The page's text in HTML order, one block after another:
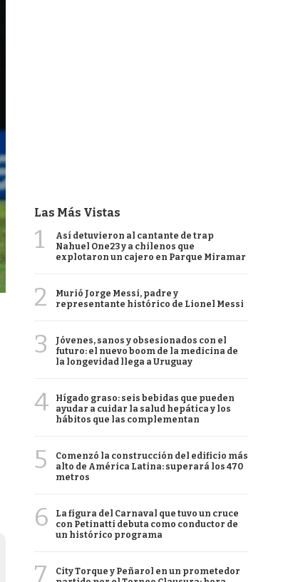
Las Más Vistas
1
Así detuvieron al cantante de trap
Nahuel One23 y a chilenos que
explotaron un cajero en Parque Miramar
2
Murió Jorge Messi, padre y
representante histórico de Lionel Messi
3
Jóvenes, sanos y obsesionados con el
futuro: el nuevo boom de la medicina de
la longevidad llega a Uruguay
4
Hígado graso: seis bebidas que pueden
ayudar a cuidar la salud hepática y los
hábitos que las complementan
5
Comenzó la construcción del edificio más
alto de América Latina: superará los 470
metros
6
La figura del Carnaval que tuvo un cruce
con Petinatti debuta como conductor de
un histórico programa
7
City Torque y Peñarol en un prometedor